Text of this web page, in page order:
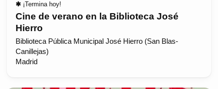
✱ ¡Termina hoy!
Cine de verano en la Biblioteca José
Hierro
Biblioteca Pública Municipal José Hierro (San Blas-
Canillejas)
Madrid